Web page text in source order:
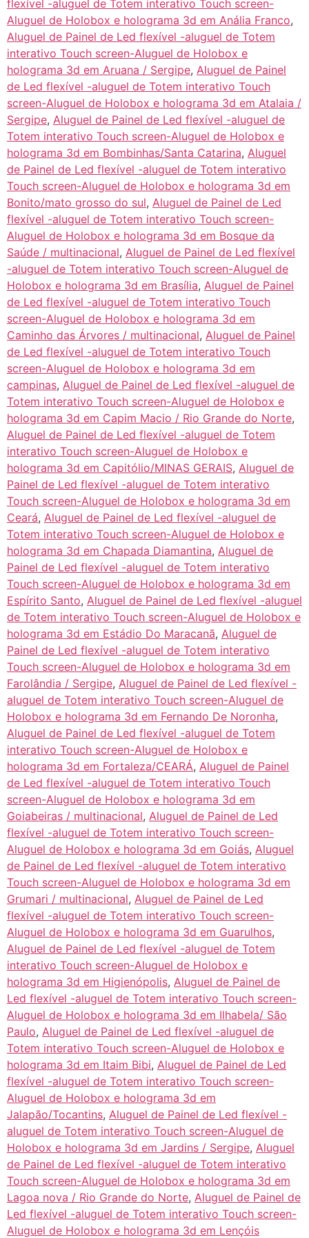
flexível -aluguel de Totem interativo Touch screen-
Aluguel de Holobox e holograma 3d em Anália Franco,
Aluguel de Painel de Led flexível -aluguel de Totem
interativo Touch screen-Aluguel de Holobox e
holograma 3d em Aruana / Sergipe, Aluguel de Painel
de Led flexível -aluguel de Totem interativo Touch
screen-Aluguel de Holobox e holograma 3d em Atalaia /
Sergipe, Aluguel de Painel de Led flexível -aluguel de
Totem interativo Touch screen-Aluguel de Holobox e
holograma 3d em Bombinhas/Santa Catarina, Aluguel
de Painel de Led flexível -aluguel de Totem interativo
Touch screen-Aluguel de Holobox e holograma 3d em
Bonito/mato grosso do sul, Aluguel de Painel de Led
flexível -aluguel de Totem interativo Touch screen-
Aluguel de Holobox e holograma 3d em Bosque da
Saúde / multinacional, Aluguel de Painel de Led flexível
-aluguel de Totem interativo Touch screen-Aluguel de
Holobox e holograma 3d em Brasília, Aluguel de Painel
de Led flexível -aluguel de Totem interativo Touch
screen-Aluguel de Holobox e holograma 3d em
Caminho das Árvores / multinacional, Aluguel de Painel
de Led flexível -aluguel de Totem interativo Touch
screen-Aluguel de Holobox e holograma 3d em
campinas, Aluguel de Painel de Led flexível -aluguel de
Totem interativo Touch screen-Aluguel de Holobox e
holograma 3d em Capim Macio / Rio Grande do Norte,
Aluguel de Painel de Led flexível -aluguel de Totem
interativo Touch screen-Aluguel de Holobox e
holograma 3d em Capitólio/MINAS GERAIS, Aluguel de
Painel de Led flexível -aluguel de Totem interativo
Touch screen-Aluguel de Holobox e holograma 3d em
Ceará, Aluguel de Painel de Led flexível -aluguel de
Totem interativo Touch screen-Aluguel de Holobox e
holograma 3d em Chapada Diamantina, Aluguel de
Painel de Led flexível -aluguel de Totem interativo
Touch screen-Aluguel de Holobox e holograma 3d em
Espírito Santo, Aluguel de Painel de Led flexível -aluguel
de Totem interativo Touch screen-Aluguel de Holobox e
holograma 3d em Estádio Do Maracanã, Aluguel de
Painel de Led flexível -aluguel de Totem interativo
Touch screen-Aluguel de Holobox e holograma 3d em
Farolândia / Sergipe, Aluguel de Painel de Led flexível -
aluguel de Totem interativo Touch screen-Aluguel de
Holobox e holograma 3d em Fernando De Noronha,
Aluguel de Painel de Led flexível -aluguel de Totem
interativo Touch screen-Aluguel de Holobox e
holograma 3d em Fortaleza/CEARÁ, Aluguel de Painel
de Led flexível -aluguel de Totem interativo Touch
screen-Aluguel de Holobox e holograma 3d em
Goiabeiras / multinacional, Aluguel de Painel de Led
flexível -aluguel de Totem interativo Touch screen-
Aluguel de Holobox e holograma 3d em Goiás, Aluguel
de Painel de Led flexível -aluguel de Totem interativo
Touch screen-Aluguel de Holobox e holograma 3d em
Grumari / multinacional, Aluguel de Painel de Led
flexível -aluguel de Totem interativo Touch screen-
Aluguel de Holobox e holograma 3d em Guarulhos,
Aluguel de Painel de Led flexível -aluguel de Totem
interativo Touch screen-Aluguel de Holobox e
holograma 3d em Higienópolis, Aluguel de Painel de
Led flexível -aluguel de Totem interativo Touch screen-
Aluguel de Holobox e holograma 3d em Ilhabela/ São
Paulo, Aluguel de Painel de Led flexível -aluguel de
Totem interativo Touch screen-Aluguel de Holobox e
holograma 3d em Itaim Bibi, Aluguel de Painel de Led
flexível -aluguel de Totem interativo Touch screen-
Aluguel de Holobox e holograma 3d em
Jalapão/Tocantins, Aluguel de Painel de Led flexível -
aluguel de Totem interativo Touch screen-Aluguel de
Holobox e holograma 3d em Jardins / Sergipe, Aluguel
de Painel de Led flexível -aluguel de Totem interativo
Touch screen-Aluguel de Holobox e holograma 3d em
Lagoa nova / Rio Grande do Norte, Aluguel de Painel de
Led flexível -aluguel de Totem interativo Touch screen-
Aluguel de Holobox e holograma 3d em Lençóis